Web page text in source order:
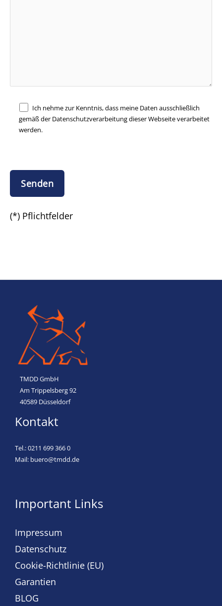
Ich nehme zur Kenntnis, dass meine Daten ausschließlich
gemäß der Datenschutzverarbeitung dieser Webseite verarbeitet
werden.
(*) Pflichtfelder
TMDD GmbH
Am Trippelsberg 92
40589 Düsseldorf
Kontakt
Tel.:0211 699 366 0
Mail: buero@tmdd.de
Important Links
Impressum
Datenschutz
Cookie-Richtlinie (EU)
Garantien
BLOG